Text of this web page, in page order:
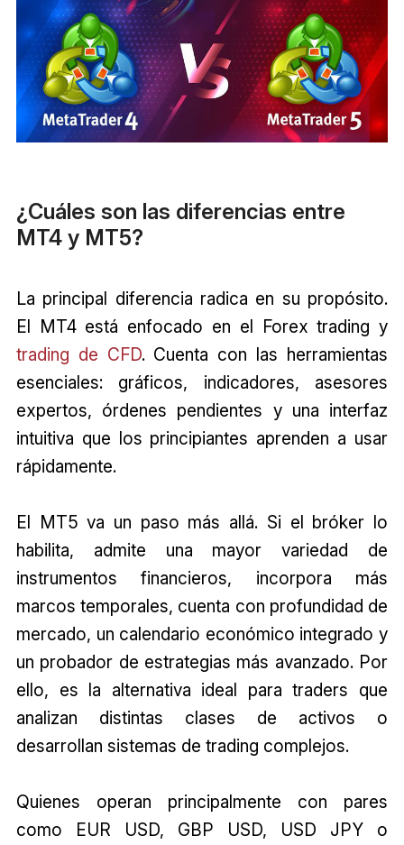
¿Cuáles son las diferencias entre
MT4 y MT5?
La principal diferencia radica en su propósito.
El MT4 está enfocado en el Forex trading y
trading de CFD. Cuenta con las herramientas
esenciales: gráficos, indicadores, asesores
expertos, órdenes pendientes y una interfaz
intuitiva que los principiantes aprenden a usar
rápidamente.
El MT5 va un paso más allá. Si el bróker lo
habilita, admite una mayor variedad de
instrumentos financieros, incorpora más
marcos temporales, cuenta con profundidad de
mercado, un calendario económico integrado y
un probador de estrategias más avanzado. Por
ello, es la alternativa ideal para traders que
analizan distintas clases de activos o
desarrollan sistemas de trading complejos.
Quienes operan principalmente con pares
como EUR USD, GBP USD, USD JPY o